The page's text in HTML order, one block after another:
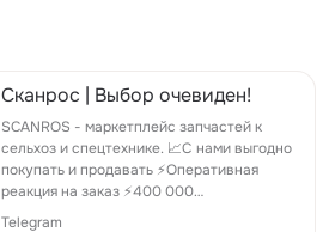
Сканрос | Выбор очевиден!
SCANROS - маркетплейс запчастей к
сельхоз и спецтехнике. 📈С нами выгодно
покупать и продавать ⚡️Оперативная
реакция на заказ ⚡️400 000
наименований товаров в наличии ⚡️9000
Telegram